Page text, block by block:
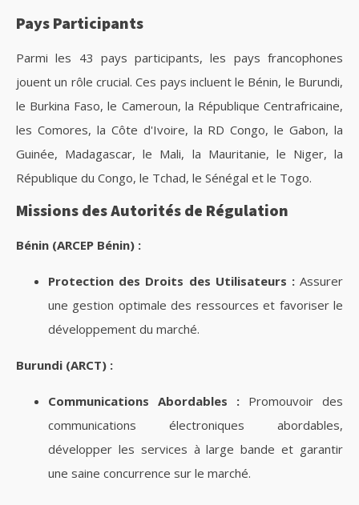
Pays Participants
Parmi les 43 pays participants, les pays francophones
jouent un rôle crucial. Ces pays incluent le Bénin, le Burundi,
le Burkina Faso, le Cameroun, la République Centrafricaine,
les Comores, la Côte d'Ivoire, la RD Congo, le Gabon, la
Guinée, Madagascar, le Mali, la Mauritanie, le Niger, la
République du Congo, le Tchad, le Sénégal et le Togo.
Missions des Autorités de Régulation
Bénin (ARCEP Bénin) :
Protection des Droits des Utilisateurs :Assurer
une gestion optimale des ressources et favoriser le
développement du marché.
Burundi (ARCT) :
Communications Abordables : Promouvoir des
communications électroniques abordables,
développer les services à large bande et garantir
une saine concurrence sur le marché.